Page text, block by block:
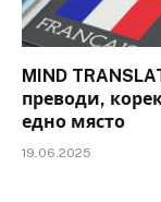
MIND
преводи,
едно място
19.06.2025